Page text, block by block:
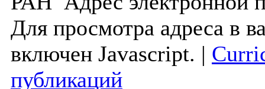
Для просмотра адреса в
включен Javascript. |
публикаций